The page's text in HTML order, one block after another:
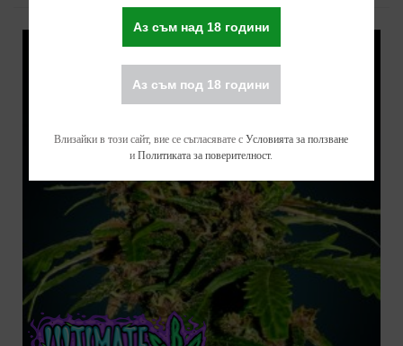
Аз съм над 18 години
Аз съм под 18 години
Влизайки в този сайт, вие се съгласявате сУсловията за ползване
иПолитиката за поверителност.